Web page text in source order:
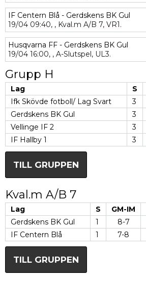
IF Centern Blå - Gerdskens BK Gul
19/04 09:40, , Kval.m A/B 7, VR1.
Husqvarna FF - Gerdskens BK Gul
19/04 16:00, , A-Slutspel, UL3.
Grupp H
Lag S
Ifk Skövde fotboll/ Lag Svart
3
Gerdskens BK Gul
3
Vellinge IF 2
3
IF Hallby 1
3
TILL GRUPPEN
Kval.m A/B 7
Lag S GM-IM
Gerdskens BK Gul
1 8-7
IF Centern Blå
1 7-8
TILL GRUPPEN